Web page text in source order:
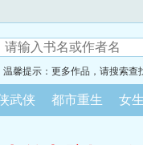
温馨提示：更多作品，请搜索查
武侠 都市重生 女